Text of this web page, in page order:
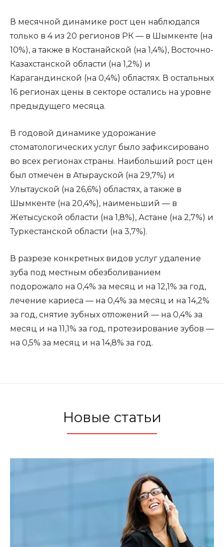
В месячной динамике рост цен наблюдался
только в 4 из 20 регионов РК — в Шымкенте (на
10%), а также в Костанайской (на 1,4%), Восточно-
Казахстанской области (на 1,2%) и
Карагандинской (на 0,4%) областях. В остальных
16 регионах цены в секторе остались на уровне
предыдущего месяца.
В годовой динамике удорожание
стоматологических услуг было зафиксировано
во всех регионах страны. Наибольший рост цен
был отмечен в Атырауской (на 29,7%) и
Улытауской (на 26,6%) областях, а также в
Шымкенте (на 20,4%), наименьший — в
Жетысуской области (на 1,8%), Астане (на 2,7%) и
Туркестанской области (на 3,7%).
В разрезе конкретных видов услуг удаление
зуба под местным обезболиванием
подорожало на 0,4% за месяц и на 12,1% за год,
лечение кариеса — на 0,4% за месяц и на 14,2%
за год, снятие зубных отложений — на 0,4% за
месяц и на 11,1% за год, протезирование зубов —
на 0,5% за месяц и на 14,8% за год.
Новые статьи